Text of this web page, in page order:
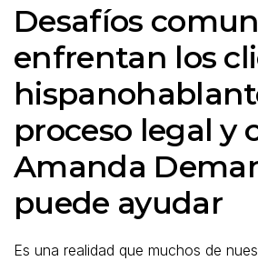
Desafíos
enfrentan los
proceso legal y
Amanda
puede ayudar
Es una realidad que muchos de